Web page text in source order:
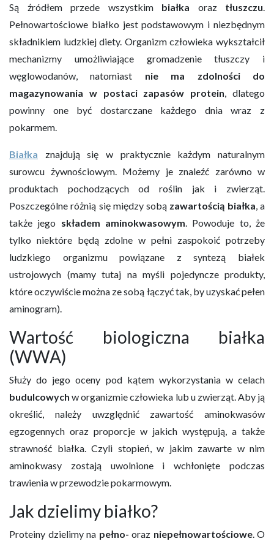
Są źródłem przede wszystkim białka oraz tłuszczu.
Pełnowartościowe białko jest podstawowym i niezbędnym
składnikiem ludzkiej diety. Organizm człowieka wykształcił
mechanizmy umożliwiające gromadzenie tłuszczy i
węglowodanów, natomiast nie ma zdolności do
magazynowania w postaci zapasów protein, dlatego
powinny one być dostarczane każdego dnia wraz z
pokarmem.
Białka znajdują się w praktycznie każdym naturalnym
surowcu żywnościowym. Możemy je znaleźć zarówno w
produktach pochodzących od roślin jak i zwierząt.
Poszczególne różnią się między sobą zawartością białka, a
także jego składem aminokwasowym. Powoduje to, że
tylko niektóre będą zdolne w pełni zaspokoić potrzeby
ludzkiego organizmu powiązane z syntezą białek
ustrojowych (mamy tutaj na myśli pojedyncze produkty,
które oczywiście można ze sobą łączyć tak, by uzyskać pełen
aminogram).
Wartość biologiczna białka
(WWA)
Służy do jego oceny pod kątem wykorzystania w celach
budulcowych w organizmie człowieka lub u zwierząt. Aby ją
określić, należy uwzględnić zawartość aminokwasów
egzogennych oraz proporcje w jakich występują, a także
strawność białka. Czyli stopień, w jakim zawarte w nim
aminokwasy zostają uwolnione i wchłonięte podczas
trawienia w przewodzie pokarmowym.
Jak dzielimy białko?
Proteiny dzielimy na pełno- oraz niepełnowartościowe. O